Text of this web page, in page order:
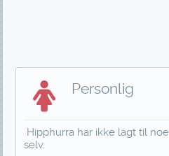
Personlig
Hipphurra har ikke lagt til
selv.